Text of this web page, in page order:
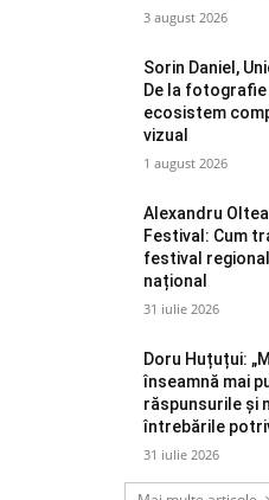
3 august 2026
Sorin Daniel,
De la
ecosistem
vizual
1 august 2026
Alexandru
Festival: Cum
festival
național
31 iulie 2026
Doru Huțuțui:
înseamnă mai
răspunsurile și
întrebările
31 iulie 2026